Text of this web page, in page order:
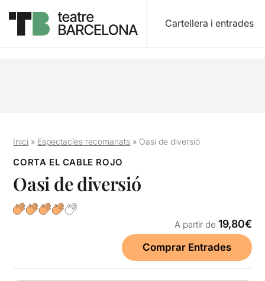
Cartellera i entrades
Inici » Espectacles recomanats » Oasi de diversió
CORTA EL CABLE ROJO
Oasi de diversió
A partir de 19,80€
Comprar Entrades